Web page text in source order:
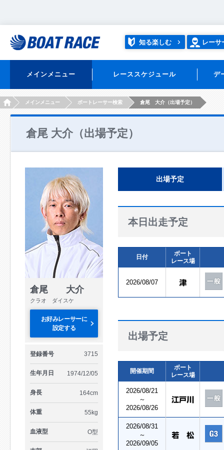
知る楽しむ レーサ
メインメニュー レーススケジュール デ
HOMEメインメニュー ボートレーサー検索 倉尾 大介（出場予定）
倉尾 大介（出場予定）
倉尾 大介
クラオ ダイスケ
お好みレーサーに
設定する
登録番号 3715
生年月日 1974/12/05
身長 164cm
体重 55kg
血液型 O型
出場予定
本日出走予定
日付
ボート
レース場
2026/08/07
出場予定
開催期間
ボート
レース場
2026/08/21
～
2026/08/26
2026/08/31
～
2026/09/05